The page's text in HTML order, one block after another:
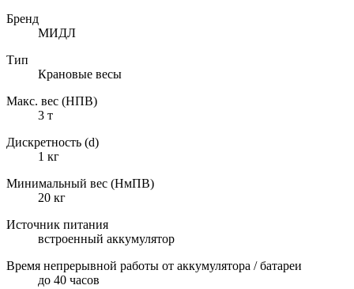
Бренд
МИДЛ
Тип
Крановые весы
Макс. вес (НПВ)
3 т
Дискретность (d)
1 кг
Минимальный вес (НмПВ)
20 кг
Источник питания
встроенный аккумулятор
Время непрерывной работы от аккумулятора / батареи
до 40 часов